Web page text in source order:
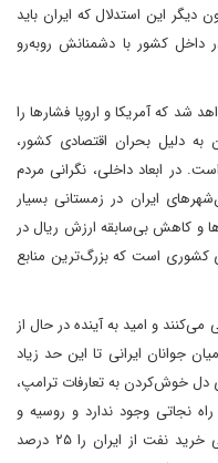
دیگر این استدلال که ایران باید
داخل کشور با دشمنانش روبه‌رو
شد که آمریکا و اروپا فشارها را
به دلیل بحران اقتصادی کشور،
در ابعاد داخلی، نگرانی مردم
ایران در زمستانی بسیار
و کاهش بی‌سابقه ارزش ریال در
کشوری است که ‌بزرگ‌ترین منابع
و امید به آینده در حال از
جوانان ایرانی تا این حد زیاد
دل‌ خوش‌کردن به تعارفات ترامپ،
نجاتی وجود ندارد و روسیه و
چین تنها سراب هستند. در‌واقع، پکن به‌تازگی خرید نفت از ایران را ۲۵ درصد